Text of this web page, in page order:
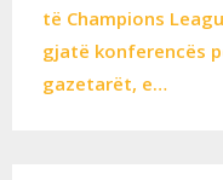
të Champions
gjatë konferencës
gazetarët, e…